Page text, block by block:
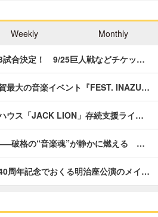
Weekly Monthly
試合決定！ 9/25巨人戦などチケッ…
最大の音楽イベント『FEST. INAZU…
ウス「JACK LION」存続支援ライ…
破格の“音楽魂”が静かに燃える …
周年記念でおくる明治座公演のメイ…